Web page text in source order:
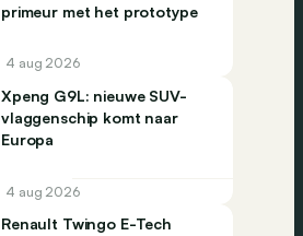
primeur met het prototype
4 aug 2026
Xpeng G9L: nieuwe SUV-
vlaggenschip komt naar
Europa
4 aug 2026
Renault Twingo E-Tech